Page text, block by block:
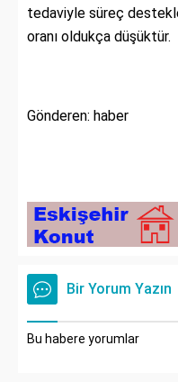
tedaviyle süreç
oranı oldukça düşüktür.
Gönderen: haber
Bir Yorum Yazın
Bu habere yorumlar